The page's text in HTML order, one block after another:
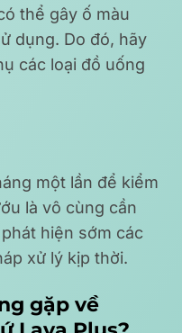
thể gây ố màu
dụng. Do đó, hãy
các loại đồ uống
một lần để kiểm
là vô cùng cần
hiện sớm các
xử lý kịp thời.
gặp về